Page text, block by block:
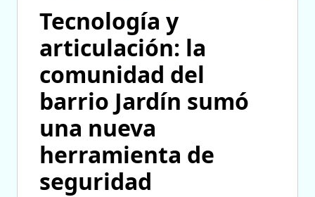
Tecnología y
articulación: la
comunidad del
barrio Jardín sumó
una nueva
herramienta de
seguridad